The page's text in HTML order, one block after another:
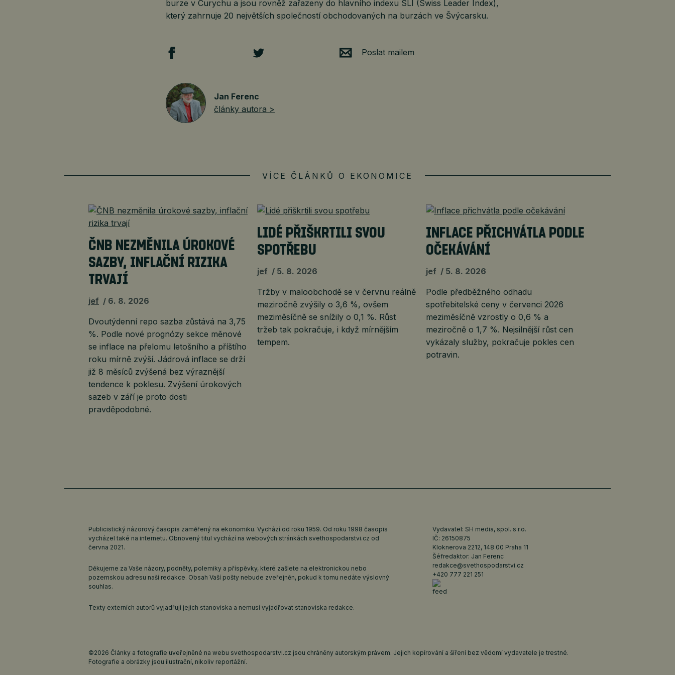
burze v Curychu a jsou rovněž zařazeny do hlavního indexu SLI (Swiss Leader Index),
který zahrnuje 20 největších společností obchodovaných na burzách ve Švýcarsku.
Poslat mailem
Jan Ferenc
články autora >
VÍCE ČLÁNKŮ O EKONOMICE
ČNB NEZMĚNILA ÚROKOVÉ
SAZBY, INFLAČNÍ RIZIKA
TRVAJÍ
jef 6. 8. 2026
Dvoutýdenní repo sazba zůstává na 3,75
%. Podle nové prognózy sekce měnové
se inflace na přelomu letošního a příštího
roku mírně zvýší. Jádrová inflace se drží
již 8 měsíců zvýšená bez výraznější
tendence k poklesu. Zvýšení úrokových
sazeb v září je proto dosti
pravděpodobné.
LIDÉ PŘIŠKRTILI SVOU
SPOTŘEBU
jef 5. 8. 2026
Tržby v maloobchodě se v červnu reálně
meziročně zvýšily o 3,6 %, ovšem
meziměsíčně se snížily o 0,1 %. Růst
tržeb tak pokračuje, i když mírnějším
tempem.
INFLACE PŘICHVÁTLA PODLE
OČEKÁVÁNÍ
jef 5. 8. 2026
Podle předběžného odhadu
spotřebitelské ceny v červenci 2026
meziměsíčně vzrostly o 0,6 % a
meziročně o 1,7 %. Nejsilnější růst cen
vykázaly služby, pokračuje pokles cen
potravin.
Publicistický názorový časopis zaměřený na ekonomiku. Vychází od roku 1959. Od roku 1998 časopis
vycházel také na internetu. Obnovený titul vychází na webových stránkách svethospodarstvi.cz od
června 2021.
Děkujeme za Vaše názory, podněty, polemiky a příspěvky, které zašlete na elektronickou nebo
pozemskou adresu naší redakce. Obsah Vaší pošty nebude zveřejněn, pokud k tomu nedáte výslovný
souhlas.
Texty externích autorů vyjadřují jejich stanoviska a nemusí vyjadřovat stanoviska redakce.
Vydavatel: SH media, spol. s r.o.
IČ: 26150875
Kloknerova 2212, 148 00 Praha 11
Šéfredaktor: Jan Ferenc
redakce@svethospodarstvi.cz
+420 777 221 251
©2026 Články a fotografie uveřejněné na webu svethospodarstvi.cz jsou chráněny autorským právem. Jejich kopírování a šíření bez vědomí vydavatele je trestné.
Fotografie a obrázky jsou ilustrační, nikoliv reportážní.